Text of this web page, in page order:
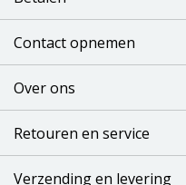
Contact opnemen
Over ons
Retouren en service
Verzending en levering